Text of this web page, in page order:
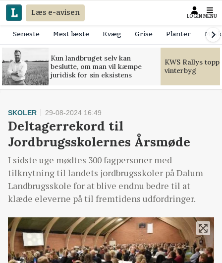
Læs e-avisen LOGIN MENU
Seneste Mest læste Kvæg Grise Planter
Kun landbruget selv kan
beslutte, om man vil kæmpe
juridisk for sin eksistens
KWS Rallys
vinterbyg
SKOLER 29-08-2024 16:49
Deltagerrekord til
Jordbrugsskolernes Årsmøde
I sidste uge mødtes 300 fagpersoner med
tilknytning til landets jordbrugsskoler på Dalum
Landbrugsskole for at blive endnu bedre til at
klæde eleverne på til fremtidens udfordringer.